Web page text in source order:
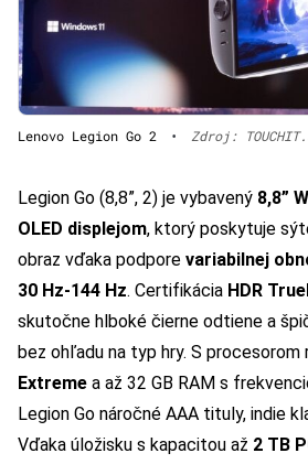
Lenovo Legion Go 2 • Zdroj:
Legion Go (8,8”, 2) je vybavený 8,8”
OLED displejom, ktorý poskytuje
obraz vďaka podpore variabilnej
30 Hz-144 Hz. Certifikácia HDR
skutočne hlboké čierne odtiene a
bez ohľadu na typ hry. S procesorom
Extreme a až 32 GB RAM s
Legion Go náročné AAA tituly, indie
Vďaka úložisku s kapacitou až 2 TB